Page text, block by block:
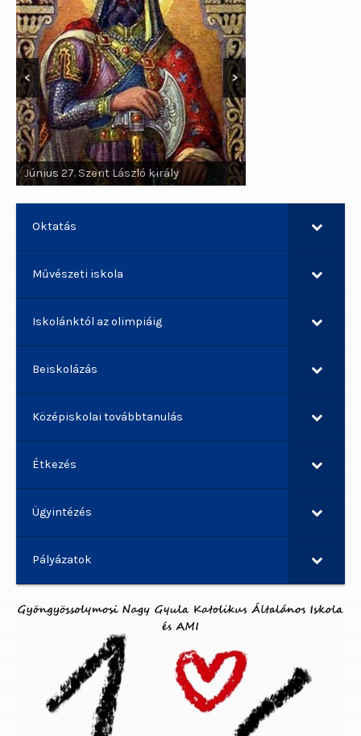
Június 27. Szent László király
Június 29. Szent Pál apostol, Szent
Péter apostol
< >
Oktatás
Művészeti iskola
Iskolánktól az olimpiáig
Beiskolázás
Középiskolai továbbtanulás
Étkezés
Ügyintézés
Pályázatok